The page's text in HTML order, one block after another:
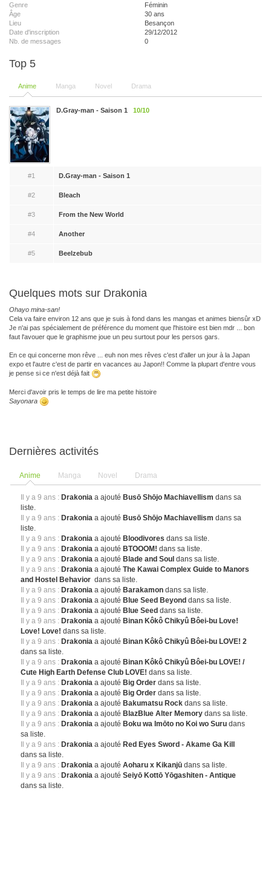
Genre
Féminin
Âge
30 ans
Lieu
Besançon
Date d'inscription
29/12/2012
Nb. de messages
0
Top 5
Anime Manga Novel Drama
D.Gray-man - Saison 1 10/10
#1 D.Gray-man - Saison 1
#2 Bleach
#3 From the New World
#4 Another
#5 Beelzebub
Quelques mots sur Drakonia
Ohayo mina-san!
Cela va faire environ 12 ans que je suis à fond dans les mangas et animes biensûr xD
Je n'ai pas spécialement de préférence du moment que l'histoire est bien mdr ... bon
faut l'avouer que le graphisme joue un peu surtout pour les persos gars.
En ce qui concerne mon rêve ... euh non mes rêves c'est d'aller un jour à la Japan
expo et l'autre c'est de partir en vacances au Japon!! Comme la plupart d'entre vous
je pense si ce n'est déjà fait
Merci d'avoir pris le temps de lire ma petite histoire
Sayonara
Dernières activités
Anime Manga Novel Drama
Il y a 9 ans : Drakonia a ajouté Busō Shōjo Machiavellism dans sa
liste.
Il y a 9 ans : Drakonia a ajouté Busō Shōjo Machiavellism dans sa
liste.
Il y a 9 ans : Drakonia a ajouté Bloodivores dans sa liste.
Il y a 9 ans : Drakonia a ajouté BTOOOM! dans sa liste.
Il y a 9 ans : Drakonia a ajouté Blade and Soul dans sa liste.
Il y a 9 ans : Drakonia a ajoutéThe Kawai Complex Guide to Manors
and Hostel Behavior dans sa liste.
Il y a 9 ans : Drakonia a ajouté Barakamon dans sa liste.
Il y a 9 ans : Drakonia a ajouté Blue Seed Beyond dans sa liste.
Il y a 9 ans : Drakonia a ajouté Blue Seed dans sa liste.
Il y a 9 ans : Drakonia a ajouté Binan Kôkô Chikyû Bôei-bu Love!
Love! Love! dans sa liste.
Il y a 9 ans : Drakonia a ajouté Binan Kôkô Chikyû Bôei-bu LOVE! 2
dans sa liste.
Il y a 9 ans : Drakonia a ajouté Binan Kôkô Chikyû Bôei-bu LOVE! /
Cute High Earth Defense Club LOVE! dans sa liste.
Il y a 9 ans : Drakonia a ajouté Big Order dans sa liste.
Il y a 9 ans : Drakonia a ajouté Big Order dans sa liste.
Il y a 9 ans : Drakonia a ajouté Bakumatsu Rock dans sa liste.
Il y a 9 ans : Drakonia a ajouté BlazBlue Alter Memory dans sa liste.
Il y a 9 ans : Drakonia a ajouté Boku wa Imōto no Koi wo Suru dans
sa liste.
Il y a 9 ans : Drakonia a ajouté Red Eyes Sword - Akame Ga Kill
dans sa liste.
Il y a 9 ans : Drakonia a ajoutéAoharu x Kikanjū dans sa liste.
Il y a 9 ans : Drakonia a ajoutéSeiyō Kottō Yōgashiten - Antique
dans sa liste.